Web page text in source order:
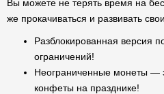
Вы можете не терять время на
же прокачиваться и развивать
Разблокированная версия
ограничений!
Неограниченные монеты —
конфеты на празднике!